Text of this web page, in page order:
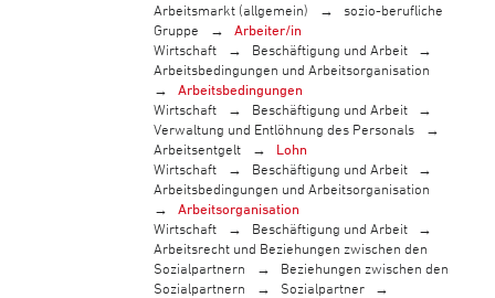
Arbeitsmarkt (allgemein)
sozio-berufliche
Gruppe
Arbeiter/in
Wirtschaft
Beschäftigung und Arbeit
Arbeitsbedingungen und Arbeitsorganisation
Arbeitsbedingungen
Wirtschaft
Beschäftigung und Arbeit
Verwaltung und Entlöhnung des Personals
Arbeitsentgelt
Lohn
Wirtschaft
Beschäftigung und Arbeit
Arbeitsbedingungen und Arbeitsorganisation
Arbeitsorganisation
Wirtschaft
Beschäftigung und Arbeit
Arbeitsrecht und Beziehungen zwischen den
Sozialpartnern
Beziehungen zwischen den
Sozialpartnern
Sozialpartner